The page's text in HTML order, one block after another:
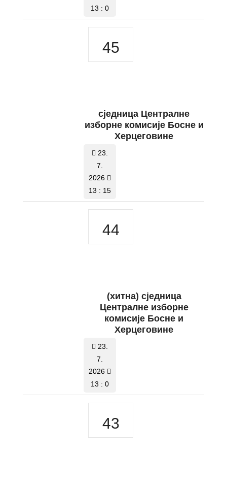
13 : 0
45
сједница Централне
изборне комисије Босне и
Херцеговине
23.
7.
2026
13 : 15
44
(хитна) сједница
Централне изборне
комисије Босне и
Херцеговине
23.
7.
2026
13 : 0
43